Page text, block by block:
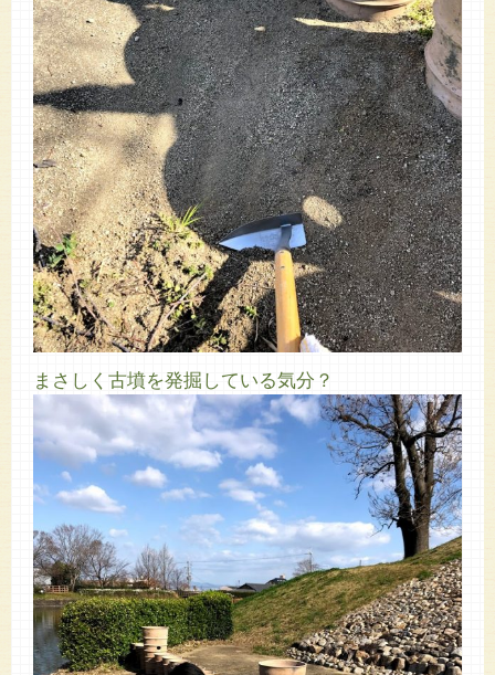
まさしく古墳を発掘している気分？